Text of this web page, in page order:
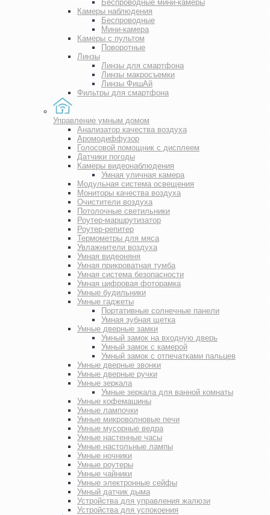
Беспроводные мини-камеры
Камеры наблюдения
Беспроводные
Мини-камера
Камеры с пультом
Поворотные
Линзы
Линзы для смартфона
Линзы макросъемки
Линзы ФишАй
Фильтры для смартфона
Управление умным домом
Анализатор качества воздуха
Аромодиффузор
Голосовой помощник с дисплеем
Датчики погоды
Камеры видеонаблюдения
Умная уличная камера
Модульная система освещения
Мониторы качества воздуха
Очистители воздуха
Потолочные светильники
Роутер-маршрутизатор
Роутер-репитер
Термометры для мяса
Увлажнители воздуха
Умная видеоняня
Умная прикроватная тумба
Умная система безопасности
Умная цифровая фоторамка
Умные будильники
Умные гаджеты
Портативные солнечные панели
Умная зубная щетка
Умные дверные замки
Умный замок на входную дверь
Умный замок с камерой
Умный замок с отпечатками пальцев
Умные дверные звонки
Умные дверные ручки
Умные зеркала
Умные зеркала для ванной комнаты
Умные кофемашины
Умные лампочки
Умные микроволновые печи
Умные мусорные ведра
Умные настенные часы
Умные настольные лампы
Умные ночники
Умные роутеры
Умные чайники
Умные электронные сейфы
Умный датчик дыма
Устройства для управления жалюзи
Устройства для успокоения